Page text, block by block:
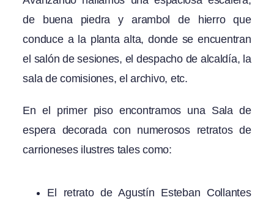
de buena piedra y arambol de hierro que
conduce a la planta alta, donde se encuentran
el salón de sesiones, el despacho de alcaldía, la
sala de comisiones, el archivo, etc.
En el primer piso encontramos una Sala de
espera decorada con numerosos retratos de
carrioneses ilustres tales como:
El retrato de Agustín Esteban Collantes